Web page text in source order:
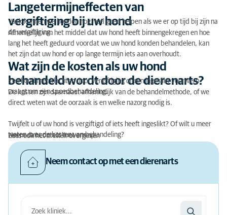
Langetermijneffecten van
vergiftiging bij uw hond
Vaak kunnen we honden nog heel goed helpen als we er op tijd bij zijn na
de vergiftiging.
Afhankelijk van het middel dat uw hond heeft binnengekregen en hoe
lang het heeft geduurd voordat we uw hond konden behandelen, kan
het zijn dat uw hond er op lange termijn iets aan overhoudt.
Wat zijn de kosten als uw hond
behandeld wordt door de dierenarts?
Een hond met klachten door vergiftiging of een ingeslikt voorwerp
vraagt om een spoedbehandeling.
De kosten zijn daarnaast afhankelijk van de behandelmethode, of we
direct weten wat de oorzaak is en welke nazorg nodig is.
Twijfelt u of uw hond is vergiftigd of iets heeft ingeslikt? Of wilt u meer
weten over de kosten van behandeling?
Neem dan contact met ons op.
Lees ook het artikel: overgeven
Neem contact op met een dierenarts